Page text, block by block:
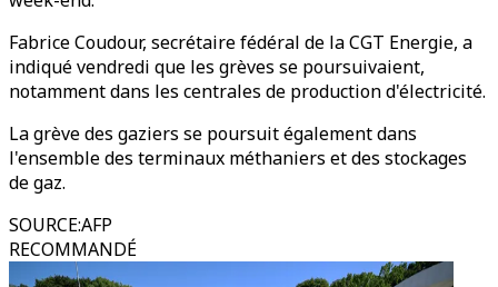
Fabrice Coudour, secrétaire fédéral de la CGT Energie, a
indiqué vendredi que les grèves se poursuivaient,
notamment dans les centrales de production d'électricité.
La grève des gaziers se poursuit également dans
l'ensemble des terminaux méthaniers et des stockages
de gaz.
SOURCE:AFP
RECOMMANDÉ